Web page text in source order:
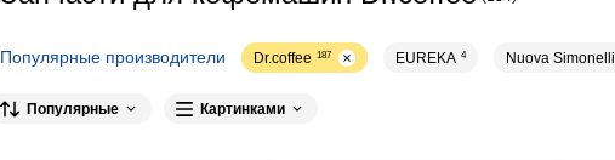
Популярные производители Dr.coffee 187 EUREKA 4 Nuova Simonelli
Популярные Картинками